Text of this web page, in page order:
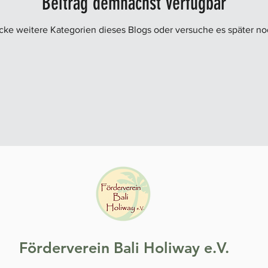
weitere Kategorien dieses Blogs oder versuche es später
Förderverein Bali Holiway e.V.